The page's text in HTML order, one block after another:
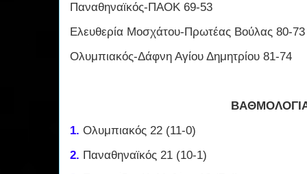
Παναθηναϊκός-ΠΑΟΚ 69-53
Ελευθερία Μοσχάτου-Πρωτέας Βούλας 80-73
Ολυμπιακός-Δάφνη Αγίου Δημητρίου 81-74
1. Ολυμπιακός 22 (11-0)
2. Παναθηναϊκός 21 (10-1)